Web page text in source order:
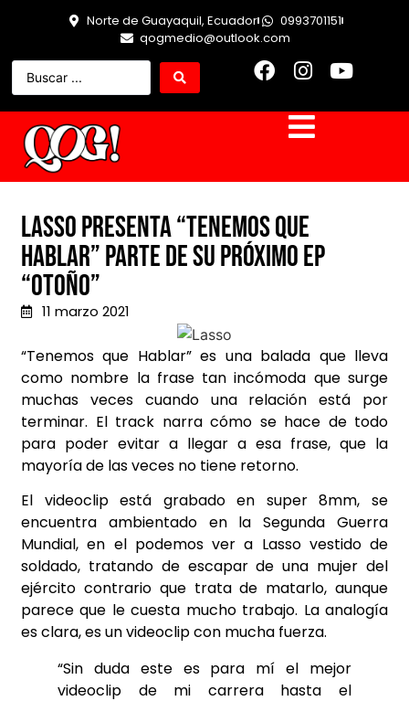
Norte de Guayaquil, Ecuador
0993701151
qogmedio@outlook.com
Lasso presenta “Tenemos que
Hablar” parte de su próximo EP
“Otoño”
11 marzo 2021
“Tenemos que Hablar”es una balada que lleva
como nombre la frase tan incómoda que surge
muchas veces cuando una relación está por
terminar. El track narra cómo se hace de todo
para poder evitar a llegar a esa frase, que la
mayoría de las veces no tiene retorno.
El videoclip está grabado en super 8mm, se
encuentra ambientado en la Segunda Guerra
Mundial, en el podemos ver a Lasso vestido de
soldado, tratando de escapar de una mujer del
ejército contrario que trata de matarlo, aunque
parece que le cuesta mucho trabajo. La analogía
es clara, es un videoclip con mucha fuerza.
“Sin duda este es para mí el mejor
videoclip de mi carrera hasta el